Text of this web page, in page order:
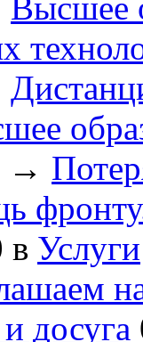
Высшее
→
в Услуги
досуга